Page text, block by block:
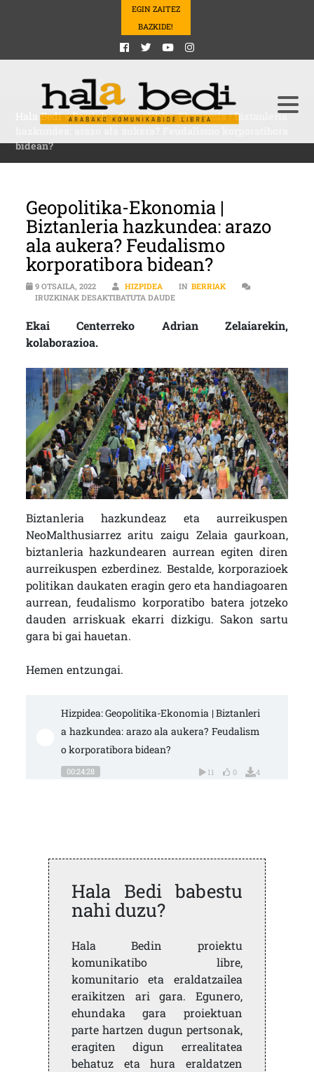
EGIN ZAITEZ
BAZKIDE!
Hala Bedi>Berriak>Geopolitika-Ekonomia | Biztanleria
bidean?
Geopolitika-Ekonomia |
Biztanleria hazkundea: arazo
ala aukera? Feudalismo
korporatibora bidean?
9 OTSAILA, 2022 HIZPIDEA IN BERRIAK
IRUZKINAK DESAKTIBATUTA DAUDEGEOPOLITIKA-EKONOMIA |
Ekai Centerreko Adrian Zelaiarekin,
kolaborazioa.
Biztanleria hazkundeaz eta aurreikuspen
NeoMalthusiarrez aritu zaigu Zelaia gaurkoan,
biztanleria hazkundearen aurrean egiten diren
aurreikuspen ezberdinez. Bestalde, korporazioek
politikan daukaten eragin gero eta handiagoaren
aurrean, feudalismo korporatibo batera jotzeko
dauden arriskuak ekarri dizkigu. Sakon sartu
gara bi gai hauetan.
Hemen entzungai.
Hizpidea: Geopolitika-Ekonomia | Biztanleri
a hazkundea: arazo ala aukera? Feudalism
o korporatibora bidean?
00:24:28 11 0 4
Hala Bedi babestu
nahi duzu?
Hala Bedin proiektu
komunikatibo libre,
komunitario eta eraldatzailea
eraikitzen ari gara. Egunero,
ehundaka gara proiektuan
parte hartzen dugun pertsonak,
eragiten digun errealitatea
behatuz eta hura eraldatzen